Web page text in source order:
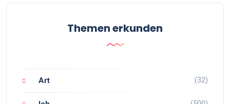
Themen erkunden
Art (32)